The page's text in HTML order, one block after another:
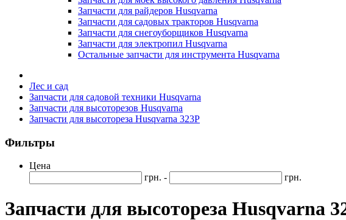
Запчасти для райдеров Husqvarna
Запчасти для садовых тракторов Husqvarna
Запчасти для снегоуборщиков Husqvarna
Запчасти для электропил Husqvarna
Остальные запчасти для инструмента Husqvarna
Лес и сад
Запчасти для садовой техники Husqvarna
Запчасти для высоторезов Husqvarna
Запчасти для высотореза Husqvarna 323P
Фильтры
Цена
грн. -
грн.
Запчасти для высотореза Husqvarna